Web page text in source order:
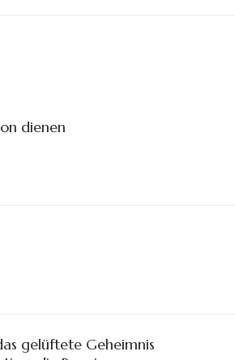
dienen
gelüftete Geheimnis